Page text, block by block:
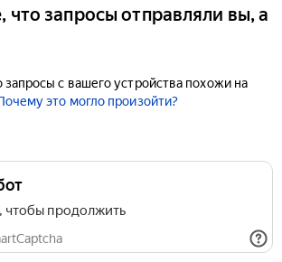
что запросы отправляли вы, а
с вашего устройства похожи на
это могло произойти?
продолжить